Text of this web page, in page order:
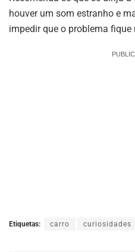
houver um som estranho e
impedir que o problema fique
Etiquetas: carro curiosidades